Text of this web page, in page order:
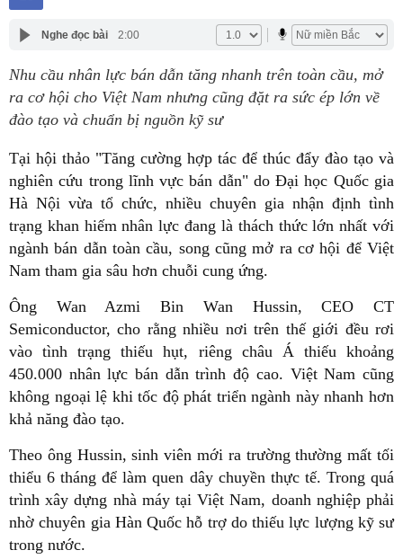
Nghe đọc bài 2:00
Nhu cầu nhân lực bán dẫn tăng nhanh trên toàn cầu, mở
ra cơ hội cho Việt Nam nhưng cũng đặt ra sức ép lớn về
đào tạo và chuẩn bị nguồn kỹ sư
Tại hội thảo "Tăng cường hợp tác để thúc đẩy đào tạo và
nghiên cứu trong lĩnh vực bán dẫn" do Đại học Quốc gia
Hà Nội vừa tổ chức, nhiều chuyên gia nhận định tình
trạng khan hiếm nhân lực đang là thách thức lớn nhất với
ngành bán dẫn toàn cầu, song cũng mở ra cơ hội để Việt
Nam tham gia sâu hơn chuỗi cung ứng.
Ông Wan Azmi Bin Wan Hussin, CEO CT
Semiconductor, cho rằng nhiều nơi trên thế giới đều rơi
vào tình trạng thiếu hụt, riêng châu Á thiếu khoảng
450.000 nhân lực bán dẫn trình độ cao. Việt Nam cũng
không ngoại lệ khi tốc độ phát triển ngành này nhanh hơn
khả năng đào tạo.
Theo ông Hussin, sinh viên mới ra trường thường mất tối
thiểu 6 tháng để làm quen dây chuyền thực tế. Trong quá
trình xây dựng nhà máy tại Việt Nam, doanh nghiệp phải
nhờ chuyên gia Hàn Quốc hỗ trợ do thiếu lực lượng kỹ sư
trong nước.